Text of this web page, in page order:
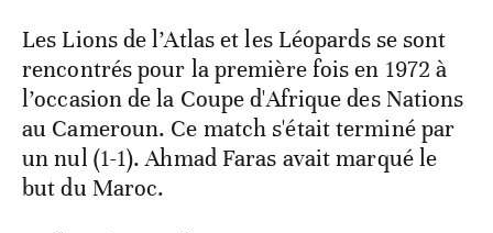
Les Lions de l’Atlas et les Léopards se sont
rencontrés pour la première fois en 1972 à
l’occasion de la Coupe d'Afrique des Nations
au Cameroun. Ce match s'était terminé par
un nul (1-1). Ahmad Faras avait marqué le
but du Maroc.